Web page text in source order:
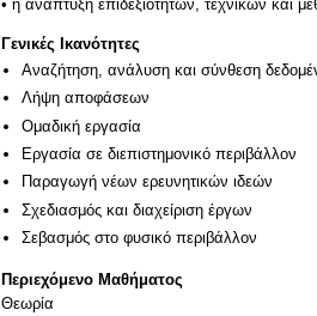
Γενικές Ικανότητες
Αναζήτηση, ανάλυση και σύνθεση
Λήψη αποφάσεων
Ομαδική εργασία
Εργασία σε διεπιστημονικό περιβάλλον
Παραγωγή νέων ερευνητικών ιδεών
Σχεδιασμός και διαχείριση έργων
Σεβασμός στο φυσικό περιβάλλον
Περιεχόμενο Μαθήματος
Θεωρία